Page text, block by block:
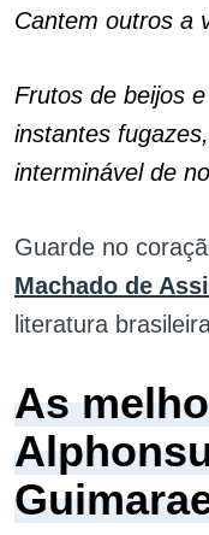
Cantem outros a
Frutos de beijos
instantes
interminável de
Guarde no
Machado de
literatura
As